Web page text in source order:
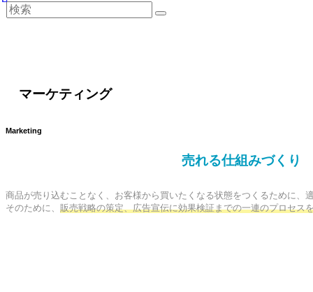
マーケティング
Marketing
売れる仕組みづくり
商品が売り込むことなく、お客様から買いたくなる状態をつくるために
そのために、 販売戦略の策定、広告宣伝に効果検証までの一連のプロセス